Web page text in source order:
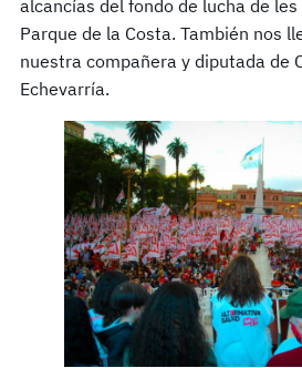
alcancías del fondo de lucha de
Parque de la Costa. También nos
nuestra compañera y diputada de
Echevarría.